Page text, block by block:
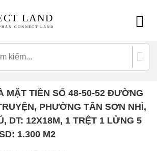
LAND
CONNECT LAND
MẶT TIỀN SỐ 48-50-52 ĐƯỜNG
PHƯỜNG TÂN SƠN NHÌ,
DT: 12X18M, 1 TRỆT 1 LỬNG 5
1.300 M2